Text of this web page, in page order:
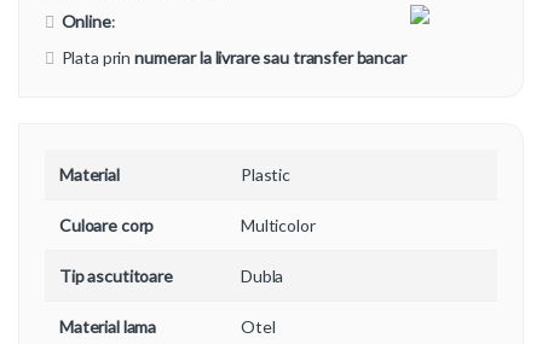
Online:
Plata prinnumerar la livrare sau transfer bancar
Material Plastic
Culoare corp Multicolor
Tip ascutitoare Dubla
Material lama Otel